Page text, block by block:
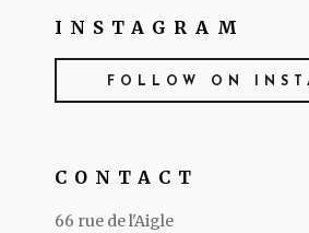
INSTAGRAM
FOLLOW ON
CONTACT
66 rue de l'Aigle